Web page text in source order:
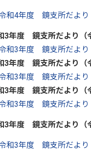
和4年度 鏡支所だより
3年度 鏡支所だより（
和3年度 鏡支所だより
3年度 鏡支所だより（
和3年度 鏡支所だより
3年度 鏡支所だより（
和3年度 鏡支所だより
3年度 鏡支所だより（
和3年度 鏡支所だより